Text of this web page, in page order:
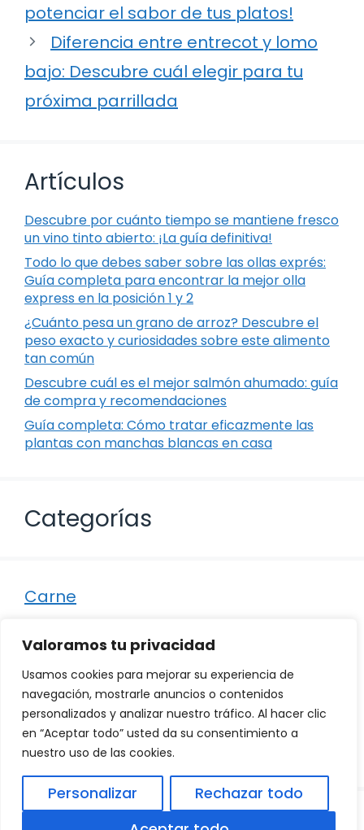
Valoramos tu privacidad
Usamos cookies para mejorar su experiencia de
navegación, mostrarle anuncios o contenidos
personalizados y analizar nuestro tráfico. Al hacer clic
en “Aceptar todo” usted da su consentimiento a
nuestro uso de las cookies.
Personalizar
Rechazar todo
potenciar el sabor de tus platos!
Diferencia entre entrecot y lomo
bajo: Descubre cuál elegir para tu
próxima parrillada
Artículos
Descubre por cuánto tiempo se mantiene fresco
un vino tinto abierto: ¡La guía definitiva!
Todo lo que debes saber sobre las ollas exprés:
Guía completa para encontrar la mejor olla
express en la posición 1 y 2
¿Cuánto pesa un grano de arroz? Descubre el
peso exacto y curiosidades sobre este alimento
tan común
Descubre cuál es el mejor salmón ahumado: guía
de compra y recomendaciones
Guía completa: Cómo tratar eficazmente las
plantas con manchas blancas en casa
Categorías
Carne
Otro
Pescado
Recetas
Política de Privacidad Aviso Legal|